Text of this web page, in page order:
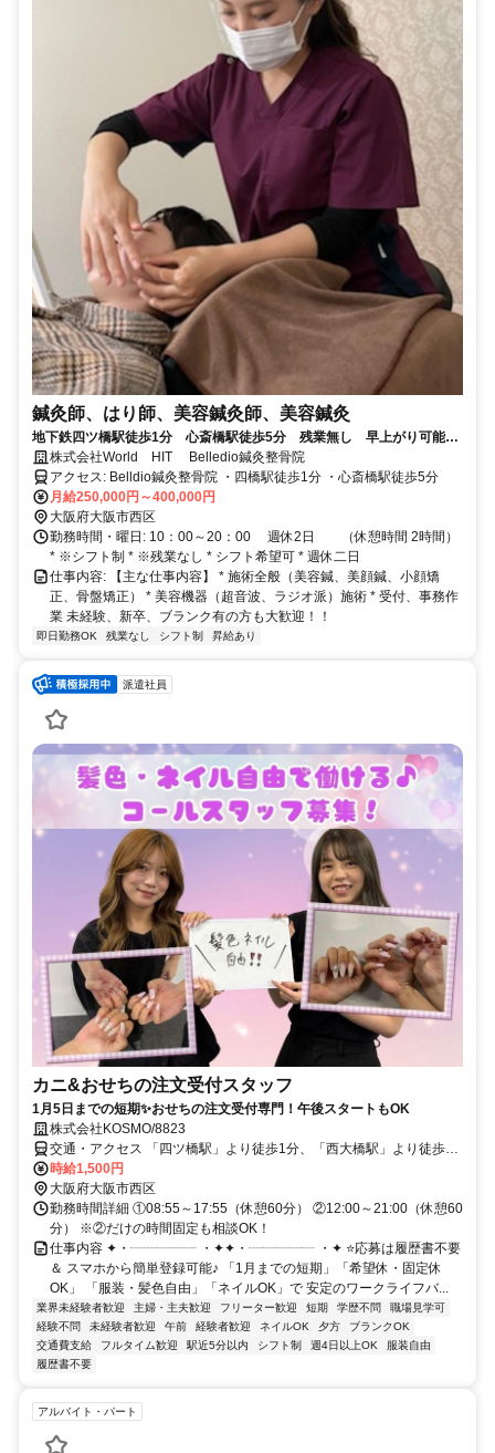
鍼灸師、はり師、美容鍼灸師、美容鍼灸
地下鉄四ツ橋駅徒歩1分 心斎橋駅徒歩5分 残業無し 早上がり可能
女性でも働きやすい美容に特化した整骨院
株式会社World HIT Belledio鍼灸整骨院
アクセス: Belldio鍼灸整骨院 ・四橋駅徒歩1分 ・心斎橋駅徒歩5分
月給250,000円～400,000円
大阪府大阪市西区
勤務時間・曜日: 10：00～20：00 週休2日 （休憩時間 2時間）
* ※シフト制 * ※残業なし * シフト希望可 * 週休二日
仕事内容: 【主な仕事内容】 * 施術全般（美容鍼、美顔鍼、小顔矯
正、骨盤矯正） * 美容機器（超音波、ラジオ派）施術 * 受付、事務作
業 未経験、新卒、ブランク有の方も大歓迎！！
即日勤務OK 残業なし シフト制 昇給あり
派遣社員
カニ&おせちの注文受付スタッフ
1月5日までの短期✨おせちの注文受付専門！午後スタートもOK
株式会社KOSMO/8823
交通・アクセス 「四ツ橋駅」より徒歩1分、「西大橋駅」より徒歩3
分、「心斎橋駅」より徒歩5分
時給1,500円
大阪府大阪市西区
勤務時間詳細 ①08:55～17:55（休憩60分） ②12:00～21:00（休憩60
分） ※②だけの時間固定も相談OK！
仕事内容 ✦・┈┈┈┈┈ ・✦✦・┈┈┈┈┈ ・✦ ⭐応募は履歴書不要
＆ スマホから簡単登録可能♪ 「1月までの短期」「希望休・固定休
OK」 「服装・髪色自由」「ネイルOK」で 安定のワークライフバ...
業界未経験者歓迎 主婦・主夫歓迎 フリーター歓迎 短期 学歴不問
職場見学可
経験不問
未経験者歓迎 午前 経験者歓迎 ネイルOK 夕方
ブランクOK
交通費支給
フルタイム歓迎 駅近5分以内 シフト制 週4日以上OK
服装自由
履歴書不要
アルバイト・パート